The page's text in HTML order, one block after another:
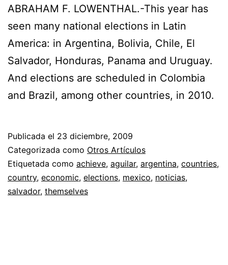
ABRAHAM F. LOWENTHAL.-This year has
seen many national elections in Latin
America: in Argentina, Bolivia, Chile, El
Salvador, Honduras, Panama and Uruguay.
And elections are scheduled in Colombia
and Brazil, among other countries, in 2010.
Publicada el 23 diciembre, 2009
Categorizada como Otros Artículos
Etiquetada como achieve, aguilar, argentina, countries,
country, economic, elections, mexico, noticias,
salvador, themselves